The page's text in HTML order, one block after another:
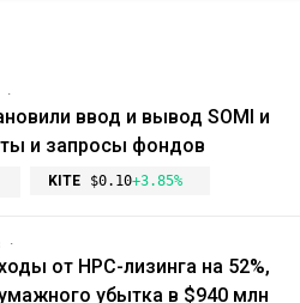
ввод и вывод SOMI и
и запросы фондов
KITE $0.10+3.85%
от HPC-лизинга на 52%,
убытка в $940 млн